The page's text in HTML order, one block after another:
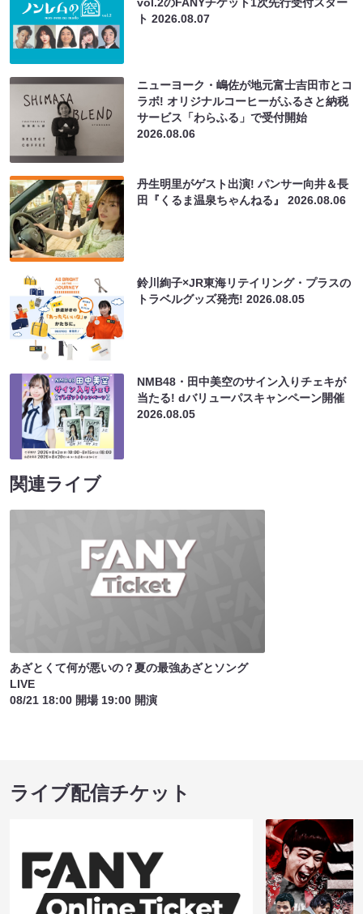
ト2026.08.07
ニューヨーク・嶋佐が地元富士吉田市とコ
ラボ! オリジナルコーヒーがふるさと納税
サービス「わらふる」で受付開始
2026.08.06
丹生明里がゲスト出演! パンサー向井＆長
田『くるま温泉ちゃんねる』2026.08.06
鈴川絢子×JR東海リテイリング・プラスの
トラベルグッズ発売!2026.08.05
NMB48・田中美空のサイン入りチェキが
当たる! dバリューパスキャンペーン開催
2026.08.05
関連ライブ
あざとくて何が悪いの？夏の最強あざとソング
LIVE
08/21 18:00 開場 19:00 開演
ライブ配信チケット